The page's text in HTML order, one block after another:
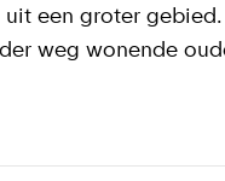
een groter
weg wonende